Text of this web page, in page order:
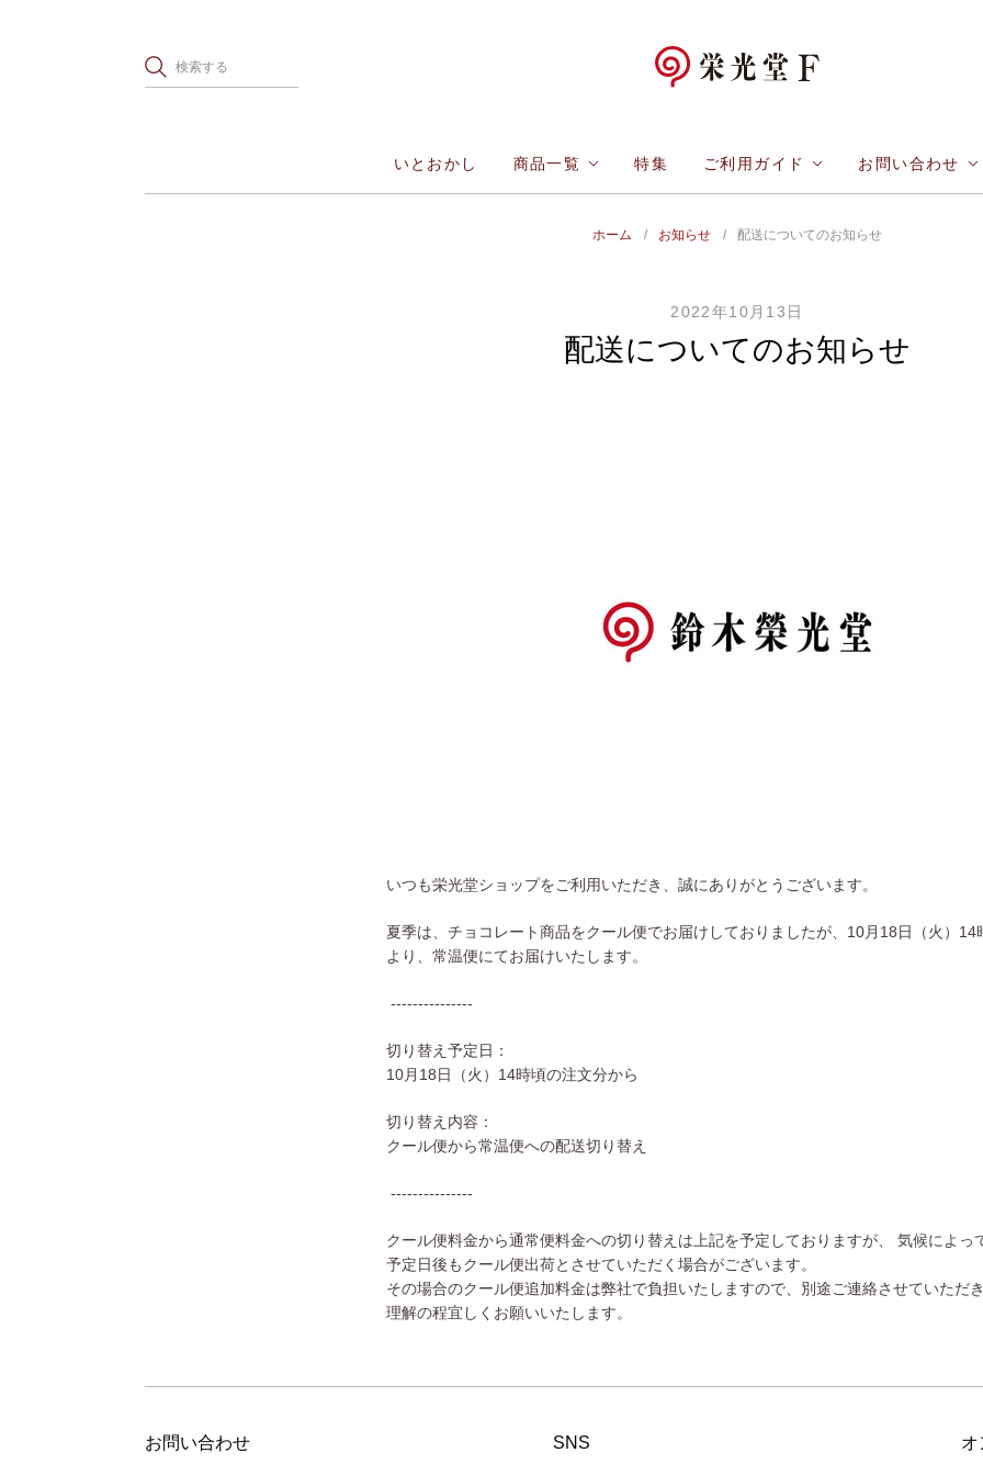
いとおかし 商品一覧 特集 ご利用ガイド お問い合わせ
ホーム / お知らせ / 配送についてのお知らせ
2022年10月13日
配送についてのお知らせ
いつも栄光堂ショップをご利用いただき、誠にありがとうございます。
夏季は、チョコレート商品をクール便でお届けしておりましたが、 10月18日（火）14
より、常温便にてお届けいたします。
---------------
切り替え予定日：
10月 18日（火） 14時頃の注文分から
切り替え内容：
クール便から常温便への配送切り替え
---------------
クール便料金から通常便料金への切り替えは上記を予定しておりますが、 気候によっ
予定日後もクール便出荷とさせていただく場合がございます。
その場合のクール便追加料金は弊社で負担いたしますので、別途ご連絡させていただ
理解の程宜しくお願いいたします。
お問い合わせ SNS オ